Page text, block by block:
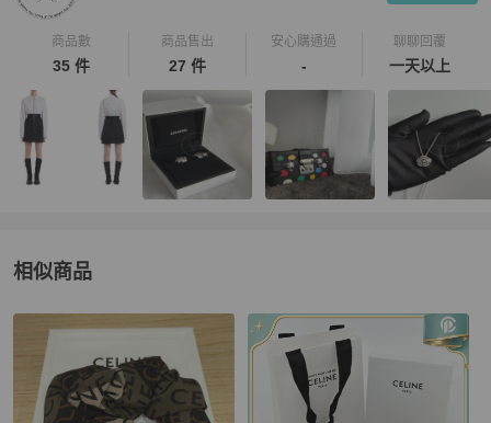
商品數
35 件
商品售出
27 件
安心購通過
-
聊聊回覆
一天以上
相似商品
更多相似Celine女士配件推薦精品